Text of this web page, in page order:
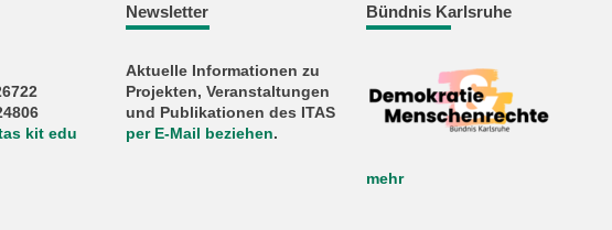
kit edu
Newsletter
Aktuelle Informationen zu
Projekten, Veranstaltungen
und Publikationen des ITAS
per E-Mail beziehen.
Bündnis Karlsruhe
mehr